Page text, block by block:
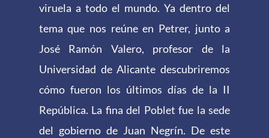
viruela a todo el mundo. Ya dentro del
tema que nos reúne en Petrer, junto a
José Ramón Valero, profesor de la
Universidad de Alicante descubriremos
cómo fueron los últimos días de la II
República. La fina del Poblet fue la sede
del gobierno de Juan Negrín. De este